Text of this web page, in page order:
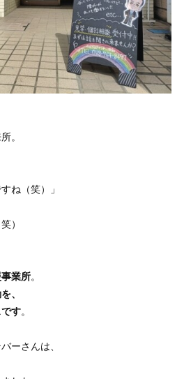
。
ね（笑）」
）
業所。
、
す。
ーさんは、